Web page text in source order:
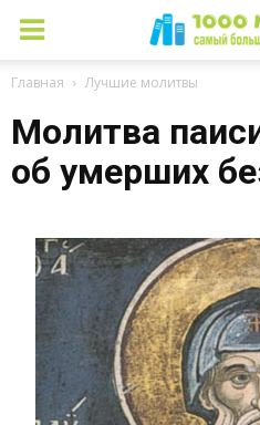
Главная Лучшие молитвы
Молитва
об умерших